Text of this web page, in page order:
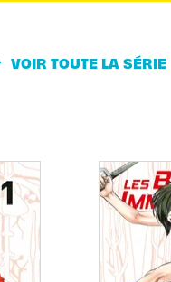
VOIR TOUTE LA SÉRIE